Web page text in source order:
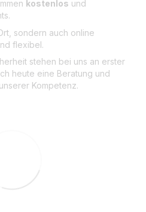
kostenlos und
sondern auch online
flexibel.
stehen bei uns an erster
heute eine Beratung und
Kompetenz.